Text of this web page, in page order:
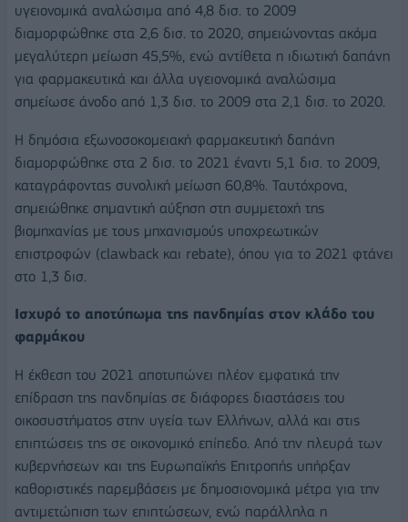
υγειονομικά αναλώσιμα από 4,8 δισ. το 2009
διαμορφώθηκε στα 2,6 δισ. το 2020, σημειώνοντας ακόμα
μεγαλύτερη μείωση 45,5%, ενώ αντίθετα η ιδιωτική δαπάνη
για φαρμακευτικά και άλλα υγειονομικά αναλώσιμα
σημείωσε άνοδο από 1,3 δισ. το 2009 στα 2,1 δισ. το 2020.
Η δημόσια εξωνοσοκομειακή φαρμακευτική δαπάνη
διαμορφώθηκε στα 2 δισ. το 2021 έναντι 5,1 δισ. το 2009,
καταγράφοντας συνολική μείωση 60,8%. Ταυτόχρονα,
σημειώθηκε σημαντική αύξηση στη συμμετοχή της
βιομηχανίας με τους μηχανισμούς υποχρεωτικών
επιστροφών (clawback και rebate), όπου για το 2021 φτάνει
στο 1,3 δισ.
Ισχυρό το αποτύπωμα της πανδημίας στον κλάδο του
φαρμάκου
Η έκθεση του 2021 αποτυπώνει πλέον εμφατικά την
επίδραση της πανδημίας σε διάφορες διαστάσεις του
οικοσυστήματος στην υγεία των Ελλήνων, αλλά και στις
επιπτώσεις της σε οικονομικό επίπεδο. Από την πλευρά των
κυβερνήσεων και της Ευρωπαϊκής Επιτροπής υπήρξαν
καθοριστικές παρεμβάσεις με δημοσιονομικά μέτρα για την
αντιμετώπιση των επιπτώσεων, ενώ παράλληλα η